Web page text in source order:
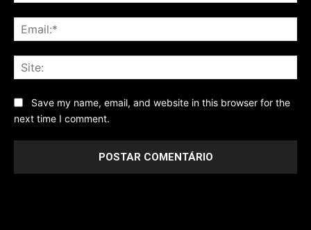
Save my name, email, and website in this browser for the
next time I comment.